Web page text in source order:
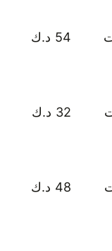
54 د.ك
32 د.ك
48 د.ك